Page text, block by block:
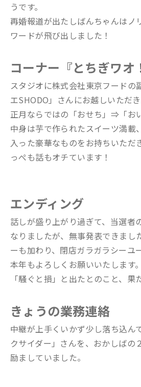
うです。
再婚報道が出たしばんちゃんはノ
ワードが飛び出しました！
コーナー『とちぎワオ
スタジオに株式会社東京フードの
エSHODO」さんにお越しいただき
正月ならではの「おせち」⇒「お
中身は芋で作られたスイーツ満載
入った豪華なものをお持ちいただ
っぺも話もオチています！
エンディング
話しが盛り上がり過ぎて、当選者
なりましたが、無事発表できまし
ーも加わり、閉店ガラガラシーユ
本年もよろしくお願いいたします
「騒ぐと損」と出たとのこと、果
きょうの業務連絡
中継が上手くいかず少し落ち込ん
クサイダー」さんを、おかしばの
励ましていました。